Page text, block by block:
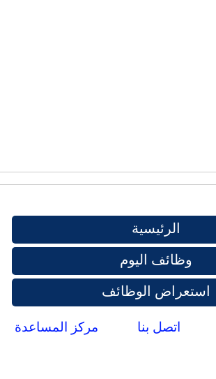
الرئيسية
وظائف اليوم
استعراض الوظائف
اتصل بنا مركز المساعدة